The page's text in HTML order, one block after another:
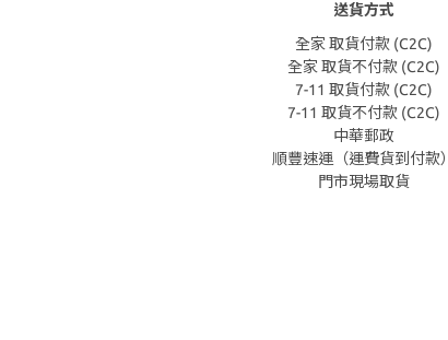
送貨方式
全家 取貨付款 (C2C)
全家 取貨不付款 (C2C)
7-11 取貨付款 (C2C)
7-11 取貨不付款 (C2C)
中華郵政
順豐速運（運費貨到付款）
門市現場取貨